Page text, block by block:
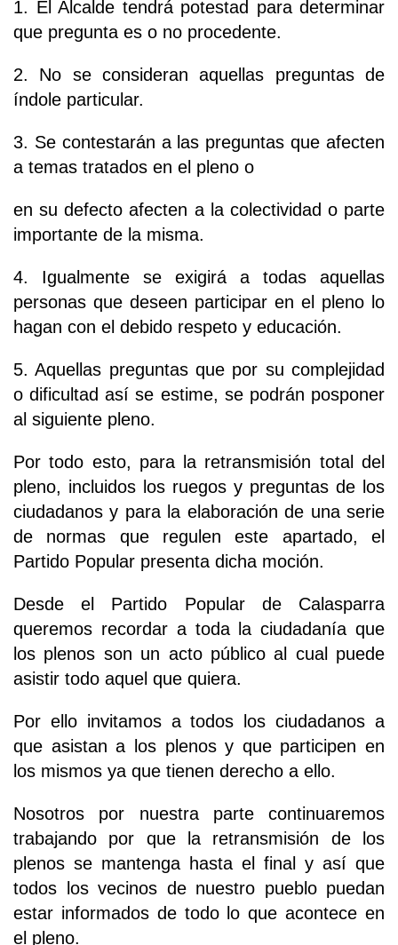
1. El Alcalde tendrá potestad para determinar
que pregunta es o no procedente.
2. No se consideran aquellas preguntas de
índole particular.
3. Se contestarán a las preguntas que afecten
a temas tratados en el pleno o
en su defecto afecten a la colectividad o parte
importante de la misma.
4. Igualmente se exigirá a todas aquellas
personas que deseen participar en el pleno lo
hagan con el debido respeto y educación.
5. Aquellas preguntas que por su complejidad
o dificultad así se estime, se podrán posponer
al siguiente pleno.
Por todo esto, para la retransmisión total del
pleno, incluidos los ruegos y preguntas de los
ciudadanos y para la elaboración de una serie
de normas que regulen este apartado, el
Partido Popular presenta dicha moción.
Desde el Partido Popular de Calasparra
queremos recordar a toda la ciudadanía que
los plenos son un acto público al cual puede
asistir todo aquel que quiera.
Por ello invitamos a todos los ciudadanos a
que asistan a los plenos y que participen en
los mismos ya que tienen derecho a ello.
Nosotros por nuestra parte continuaremos
trabajando por que la retransmisión de los
plenos se mantenga hasta el final y así que
todos los vecinos de nuestro pueblo puedan
estar informados de todo lo que acontece en
el pleno.